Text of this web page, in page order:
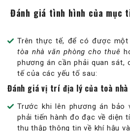
Đánh giá tình hình của mục
Trên thực tế, để có được một
tòa nhà văn phòng cho thuê
phương án cần phải quan sát,
tế của các yếu tố sau:
Đánh giá vị trí địa lý của toà nhà
Trước khi lên phương án bảo
phải tiến hành đo đạc về diện
thu thập thông tin về khí hậu